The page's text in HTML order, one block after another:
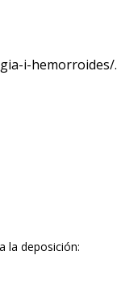
i-hemorroides/.
la deposición: